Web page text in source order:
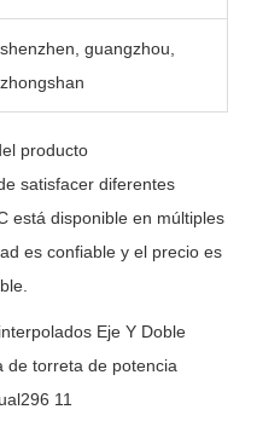
shenzhen, guangzhou,
zhongshan
producto
satisfacer diferentes
está disponible en múltiples
es confiable y el precio es